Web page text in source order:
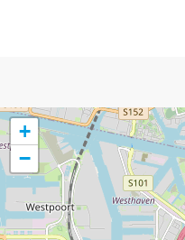
+
−